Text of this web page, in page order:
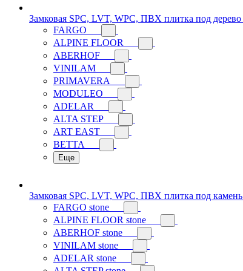
Замковая SPC, LVT, WPC, ПВХ плитка под дерево
FARGO
ALPINE FLOOR
ABERHOF
VINILAM
PRIMAVERA
MODULEO
ADELAR
ALTA STEP
ART EAST
BETTA
Еще
Замковая SPC, LVT, WPC, ПВХ плитка под камень
FARGO stone
ALPINE FLOOR stone
ABERHOF stone
VINILAM stone
ADELAR stone